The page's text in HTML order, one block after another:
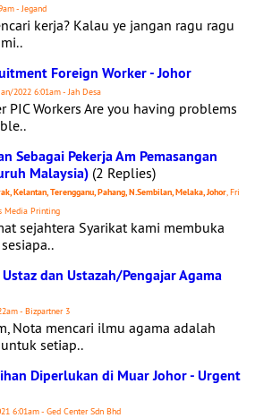
- Jegand
kerja? Kalau ye jangan ragu ragu
Foreign Worker - Johor
2022 6:01am - Jah Desa
PIC Workers Are you having problems
Sebagai Pekerja Am Pemasangan
Malaysia) (2 Replies)
Kelantan, Terengganu, Pahang, N.Sembilan, Melaka, Johor, Fri
Media Printing
sejahtera Syarikat kami membuka
dan Ustazah/Pengajar Agama
- Bizpartner 3
Nota mencari ilmu agama adalah
setiap..
Diperlukan di Muar Johor - Urgent
6:01am - Ged Center Sdn Bhd